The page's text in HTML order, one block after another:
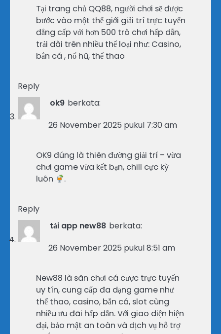
Tại trang chủ QQ88, người chơi sẽ được
bước vào một thế giới giải trí trực tuyến
đẳng cấp với hơn 500 trò chơi hấp dẫn,
trải dài trên nhiều thể loại như: Casino,
bắn cá , nổ hũ, thể thao
Reply
ok9 berkata:
26 November 2025 pukul 7:30 am
OK9 đúng là thiên đường giải trí – vừa
chơi game vừa kết bạn, chill cực kỳ
luôn
.
Reply
tải app new88 berkata:
26 November 2025 pukul 8:51 am
New88 là sân chơi cá cược trực tuyến
uy tín, cung cấp đa dạng game như
thể thao, casino, bắn cá, slot cùng
nhiều ưu đãi hấp dẫn. Với giao diện hiện
đại, bảo mật an toàn và dịch vụ hỗ trợ